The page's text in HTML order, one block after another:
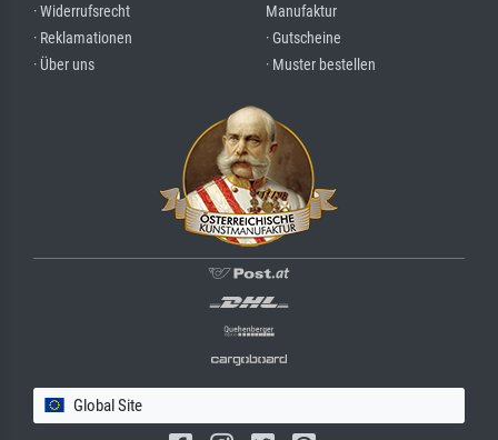
· Widerrufsrecht
· Reklamationen
· Über uns
Manufaktur
· Gutscheine
· Muster bestellen
Global Site